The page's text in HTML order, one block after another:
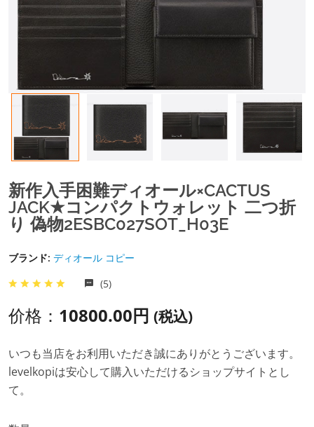
新作入手困難ディオール×CACTUS
JACK★コンパクトウォレット 二つ折
り 偽物2ESBC027SOT_H03E
ブランド: ディオール コピー
(5)
价格： 10800.00円 (税込)
いつも当店をお利用いただき誠にありがとうございます。
levelkopiは安心して購入いただけるショップサイトとし
て。